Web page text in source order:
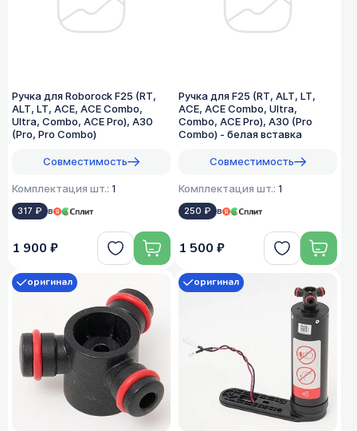
Ручка для Roborock F25 (RT,
ALT, LT, ACE, ACE Combo,
Ultra, Combo, ACE Pro), A30
(Pro, Pro Combo)
Совместимость
Комплектация шт.: 1
317 ₽ в
1 900 ₽
Ручка для F25 (RT, ALT, LT,
ACE, ACE Combo, Ultra,
Combo, ACE Pro), A30 (Pro
Combo) - белая вставка
Совместимость
Комплектация шт.: 1
250 ₽ в
1 500 ₽
оригинал оригинал